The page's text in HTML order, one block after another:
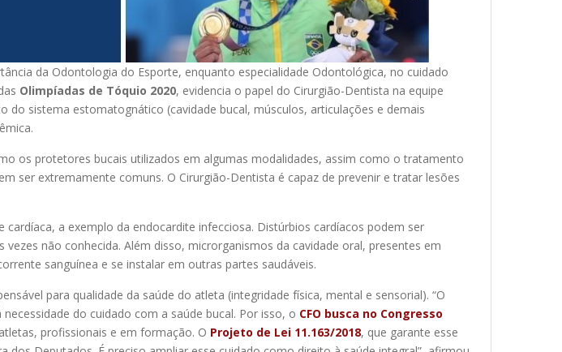
da Odontologia do Esporte, enquanto especialidade Odontológica, no cuidado
Olimpíadas de Tóquio 2020, evidencia o papel do Cirurgião-Dentista na equipe
sistema estomatognático (cavidade bucal, músculos, articulações e demais
os protetores bucais utilizados em algumas modalidades, assim como o tratamento
ser extremamente comuns. O Cirurgião-Dentista é capaz de prevenir e tratar lesões
a exemplo da endocardite infecciosa. Distúrbios cardíacos podem ser
não conhecida. Além disso, microrganismos da cavidade oral, presentes em
sanguínea e se instalar em outras partes saudáveis.
para qualidade da saúde do atleta (integridade física, mental e sensorial). “O
do cuidado com a saúde bucal. Por isso, o CFO busca no Congresso
profissionais e em formação. O Projeto de Lei 11.163/2018, que garante esse